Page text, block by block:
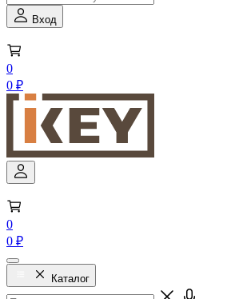
Вход
0
0 ₽
0
0 ₽
Каталог